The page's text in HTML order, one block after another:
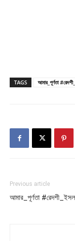
TAGS আমার_পূর্ণতা
Previous article
আমার_পূর্ণতা